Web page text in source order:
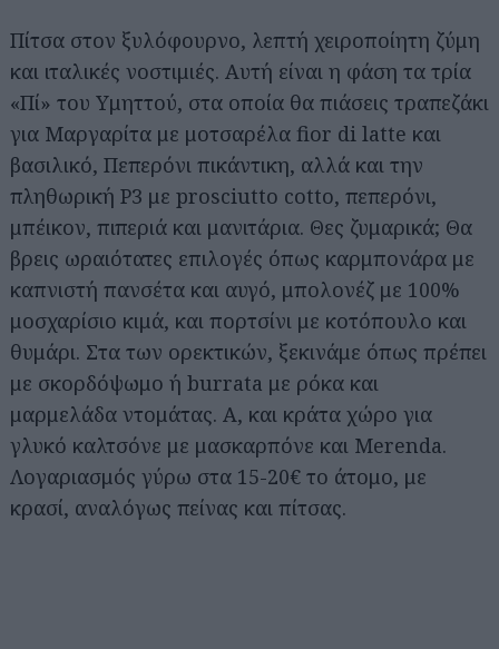
Πίτσα στον ξυλόφουρνο, λεπτή χειροποίητη ζύμη
και ιταλικές νοστιμιές. Αυτή είναι η φάση τα τρία
«Πί» του Υμηττού, στα οποία θα πιάσεις τραπεζάκι
για Μαργαρίτα με μοτσαρέλα fior di latte και
βασιλικό, Πεπερόνι πικάντικη, αλλά και την
πληθωρική P3 με prosciutto cotto, πεπερόνι,
μπέικον, πιπεριά και μανιτάρια. Θες ζυμαρικά; Θα
βρεις ωραιότατες επιλογές όπως καρμπονάρα με
καπνιστή πανσέτα και αυγό, μπολονέζ με 100%
μοσχαρίσιο κιμά, και πορτσίνι με κοτόπουλο και
θυμάρι. Στα των ορεκτικών, ξεκινάμε όπως πρέπει
με σκορδόψωμο ή burrata με ρόκα και
μαρμελάδα ντομάτας. Α, και κράτα χώρο για
γλυκό καλτσόνε με μασκαρπόνε και Merenda.
Λογαριασμός γύρω στα 15-20€ το άτομο, με
κρασί, αναλόγως πείνας και πίτσας.